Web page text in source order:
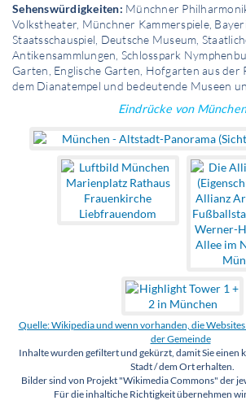
Sehenswürdigkeiten: Münchner
Volkstheater, Münchner Kammerspiele,
Staatsschauspiel, Deutsche Museum,
Antikensammlungen, Schlosspark
Garten, Englische Garten, Hofgarten aus der
dem Dianatempel und bedeutende Museen
Eindrücke von
Quelle: Wikipedia und wenn vorhanden, die
der Gemeinde
Inhalte wurden gefiltert und gekürzt, damit Sie einen
Stadt / dem Ort erhalten.
Bilder sind von Projekt "Wikimedia Commons" der
Für die inhaltiche Richtigkeit übernehmen